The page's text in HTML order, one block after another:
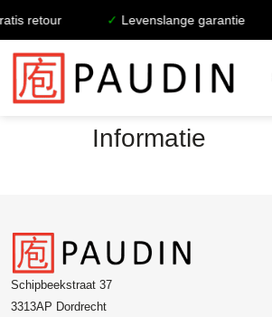
retour ✓Levenslange garantie
Informatie
Schipbeekstraat 37
3313AP Dordrecht